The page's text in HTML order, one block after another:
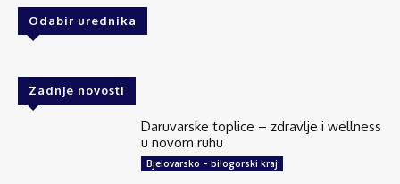
Odabir urednika
Zadnje novosti
Daruvarske toplice – zdravlje i wellness
u novom ruhu
Bjelovarsko – bilogorski kraj